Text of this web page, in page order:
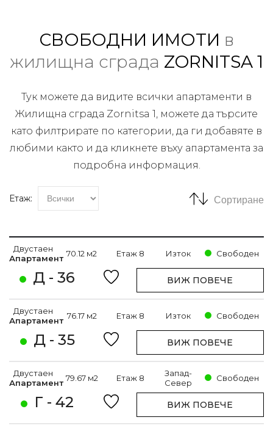
СВОБОДНИ ИМОТИ в
жилищна сграда ZORNITSA 1
Тук можете да видите всички апартаменти в
Жилищна сграда Zornitsa 1, можете да търсите
като филтрирате по категории, да ги добавяте в
любими както и да кликнете въху апартамента за
подробна информация.
Етаж: Сортиране
Д - 36
Двустаен
Апартамент 70.12 м2 Етаж 8 Изток Свободен
ВИЖ ПОВЕЧЕ
Д - 35
Двустаен
Апартамент 76.17 м2 Етаж 8 Изток Свободен
ВИЖ ПОВЕЧЕ
Г - 42
Двустаен
Апартамент 79.67 м2 Етаж 8
Запад-
Север
Свободен
ВИЖ ПОВЕЧЕ